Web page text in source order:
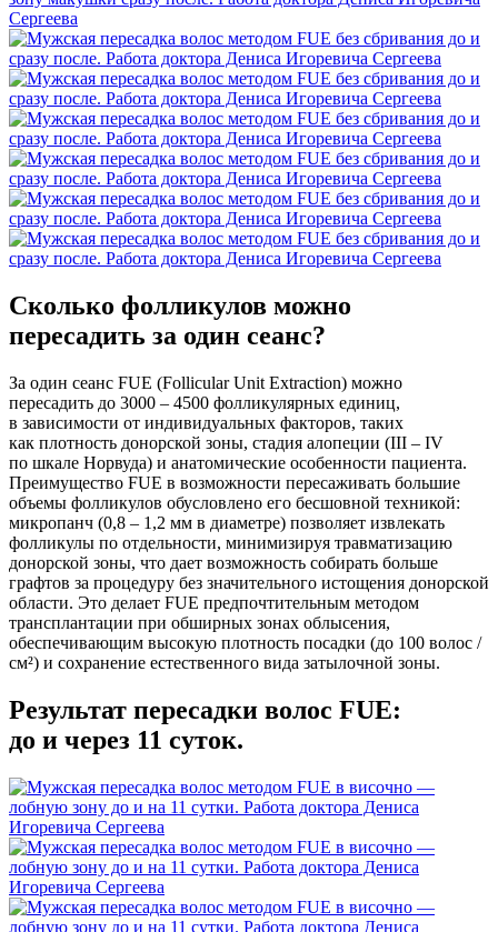
Сколько фолликулов можно
пересадить за один сеанс?
За один сеанс FUE (FollicularUnit Extraction) можно
пересадить до 3000 – 4500 фолликулярных единиц,
в зависимости от индивидуальных факторов, таких
как плотность донорской зоны, стадия алопеции (III – IV
по шкале Норвуда) и анатомические особенности пациента.
Преимущество FUE в возможности пересаживать большие
объемы фолликулов обусловлено его бесшовной техникой:
микропанч (0,8 – 1,2 мм в диаметре) позволяет извлекать
фолликулы по отдельности, минимизируя травматизацию
донорской зоны, что дает возможность собирать больше
графтов за процедуру без значительного истощения донорской
области. Это делает FUE предпочтительным методом
трансплантации при обширных зонах облысения,
обеспечивающим высокую плотность посадки (до 100 волос /
см²) и сохранение естественного вида затылочной зоны.
Результат пересадки волос FUE:
до и через 11 суток.